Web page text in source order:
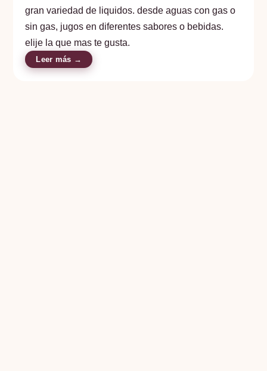
gran variedad de liquidos. desde aguas con gas o
sin gas, jugos en diferentes sabores o bebidas.
elije la que mas te gusta.
Leer más →